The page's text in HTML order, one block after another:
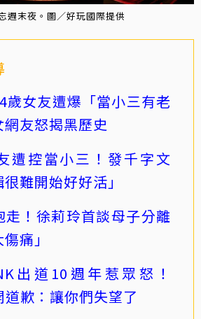
週末夜。圖／好玩國際提供
歲女友遭爆「當小三有老
友怒揭黑歷史
遭控當小三！發千字文
很難開始好好活」
走！徐莉玲首談母子分離
痛」
出道10週年惹眾怒！
歉：讓你們失望了